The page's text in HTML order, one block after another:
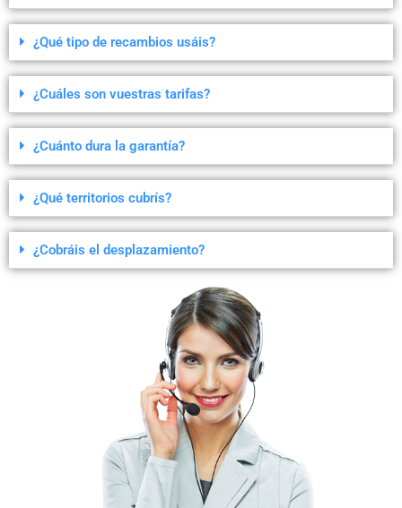
¿Qué tipo de recambios usáis?
¿Cuáles son vuestras tarifas?
¿Cuánto dura la garantía?
¿Qué territorios cubrís?
¿Cobráis el desplazamiento?